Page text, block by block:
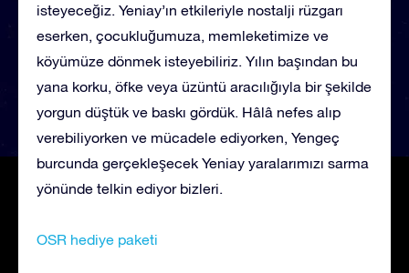
isteyeceğiz. Yeniay’ın etkileriyle nostalji rüzgarı
eserken, çocukluğumuza, memleketimize ve
köyümüze dönmek isteyebiliriz. Yılın başından bu
yana korku, öfke veya üzüntü aracılığıyla bir şekilde
yorgun düştük ve baskı gördük. Hâlâ nefes alıp
verebiliyorken ve mücadele ediyorken, Yengeç
burcunda gerçekleşecek Yeniay yaralarımızı sarma
yönünde telkin ediyor bizleri.
OSR hediye paketi